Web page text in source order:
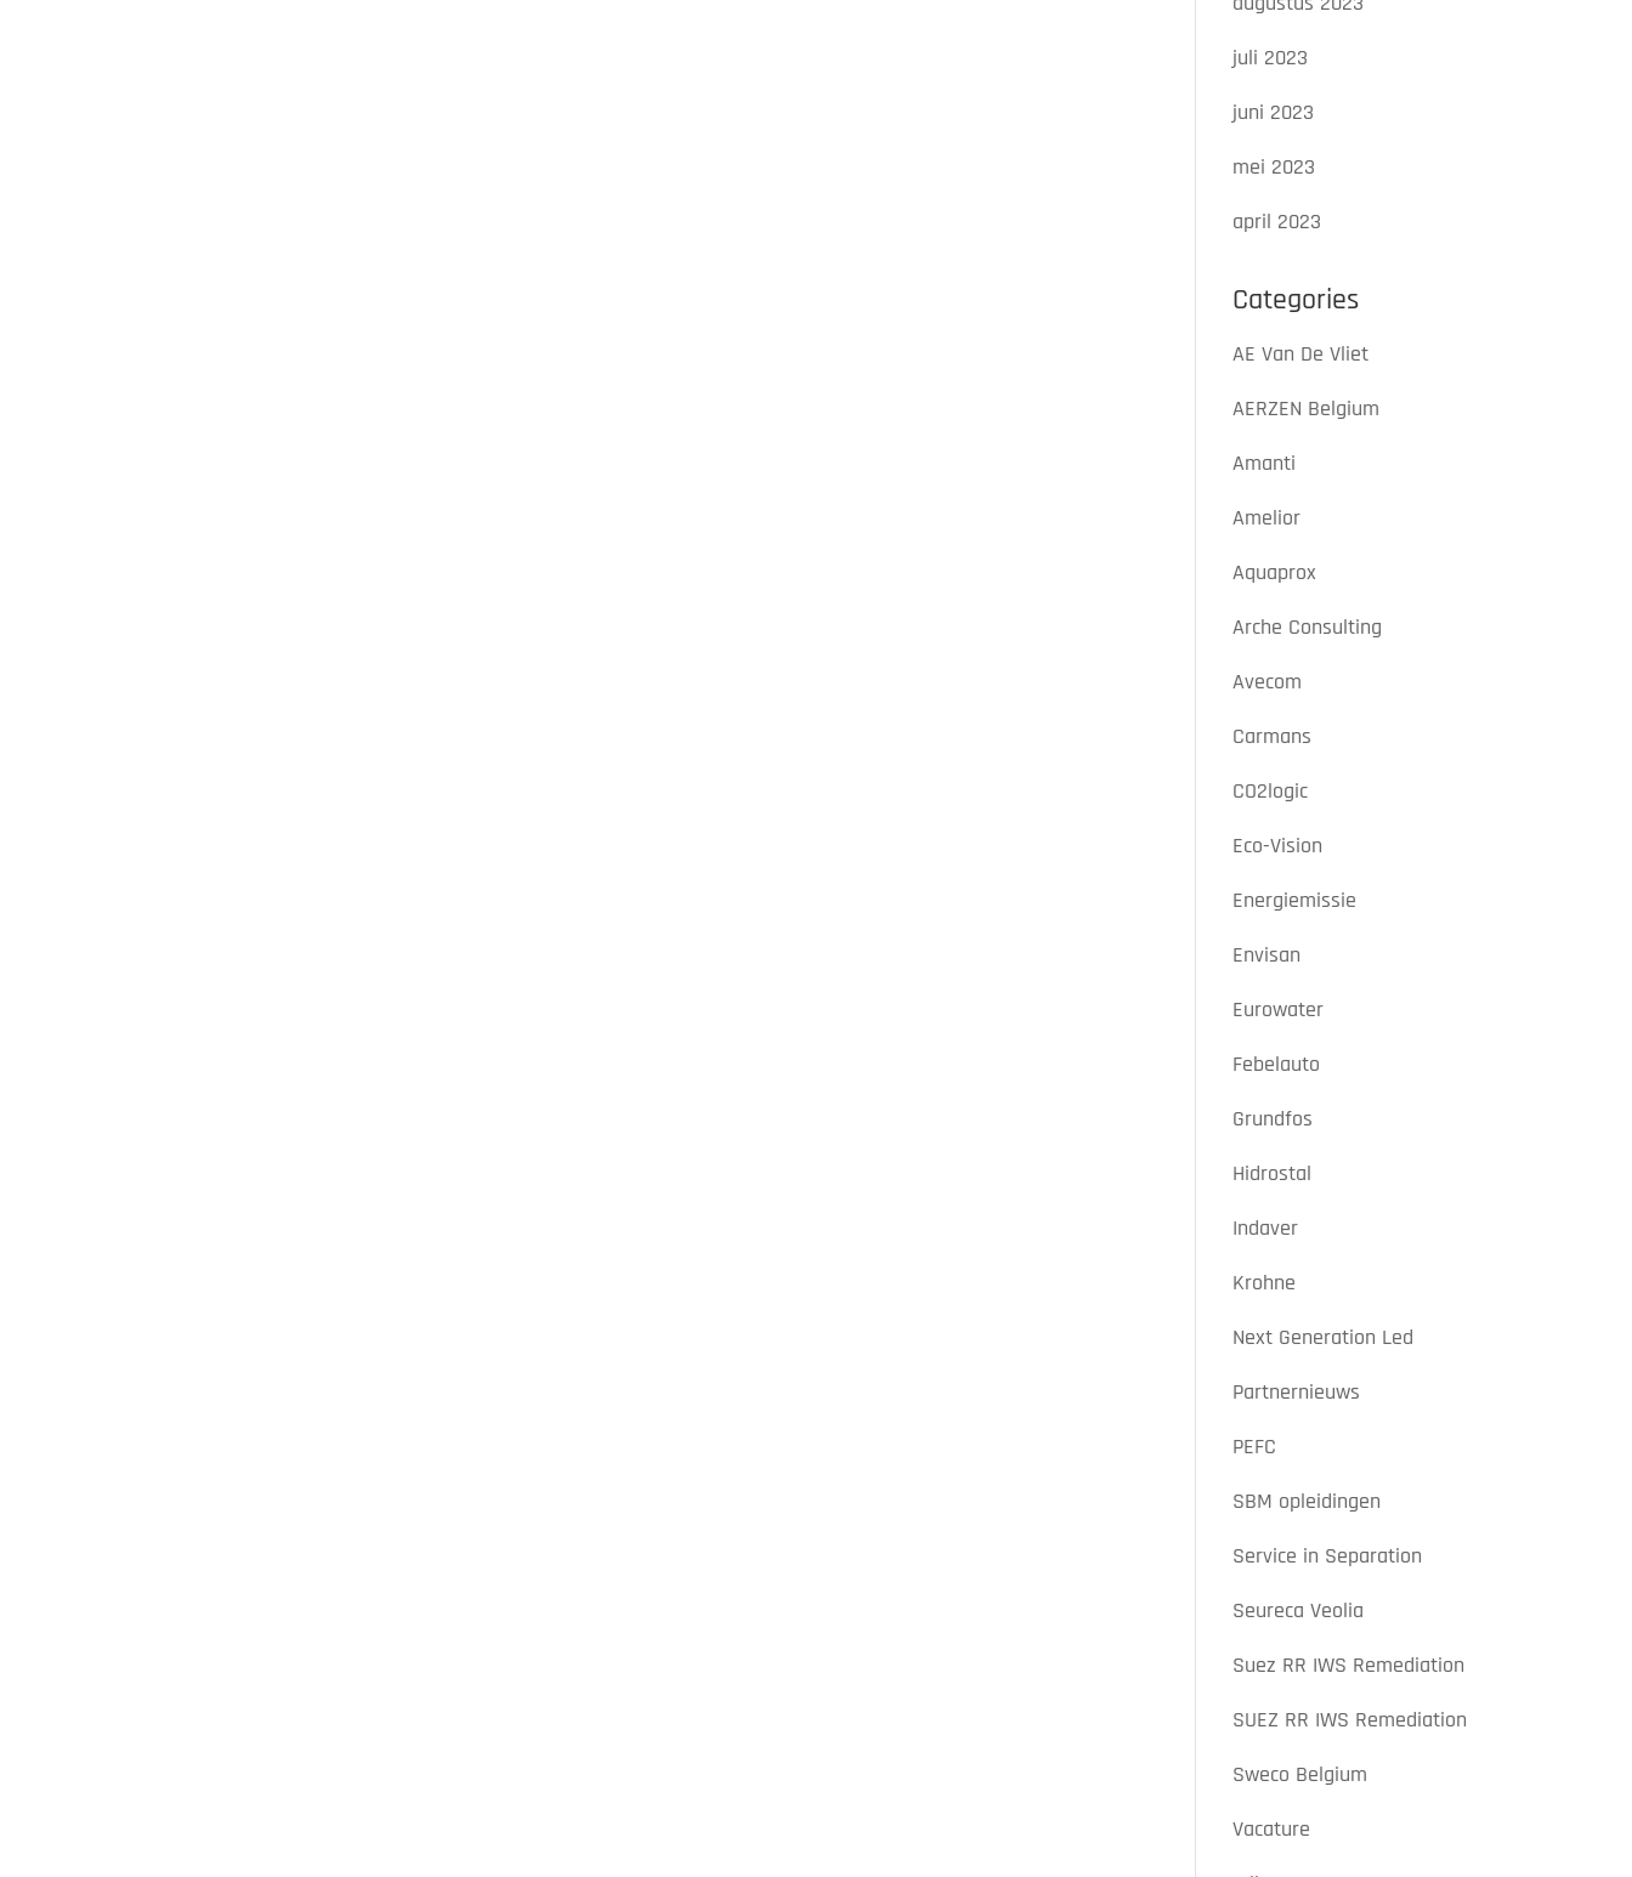
juli 2023
juni 2023
mei 2023
april 2023
Categories
AE Van De Vliet
AERZEN Belgium
Amanti
Amelior
Aquaprox
Arche Consulting
Avecom
Carmans
CO2logic
Eco-Vision
Energiemissie
Envisan
Eurowater
Febelauto
Grundfos
Hidrostal
Indaver
Krohne
Next Generation Led
Partnernieuws
PEFC
SBM opleidingen
Service in Separation
Seureca Veolia
Suez RR IWS Remediation
SUEZ RR IWS Remediation
Sweco Belgium
Vacature